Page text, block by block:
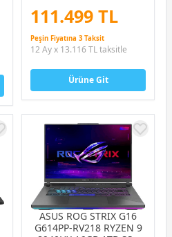
111.499 TL
Peşin Fiyatına 3 Taksit
12 Ay x 13.116 TL taksitle
Ürüne Git
ASUS ROG STRIX G16
G614PP-RV218 RYZEN 9